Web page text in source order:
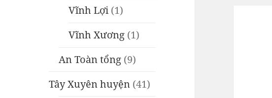
Vĩnh Lợi(1)
Vĩnh Xương (1)
An Toàn tổng (9)
Tây Xuyên huyện (41)